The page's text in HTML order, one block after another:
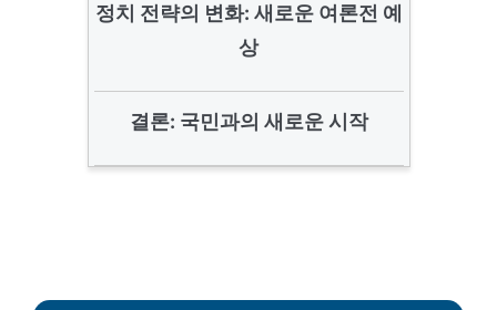
정치 전략의 변화: 새로운 여론전 예
상
결론: 국민과의 새로운 시작